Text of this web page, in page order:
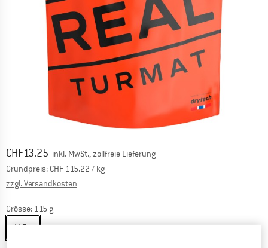
Preis:
CHF13.25 inkl. MwSt., zollfreie Lieferung
Grundpreis: CHF 115.22 / kg
zzgl. Versandkosten
Grösse: 115 g
115 g